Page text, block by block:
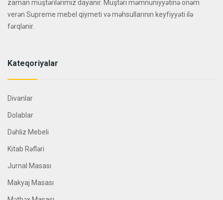
zaman müştərilərimiz dayanır. Müştəri məmnuniyyətinə önəm
verən Supreme mebel qiymeti və məhsullarının keyfiyyəti ilə
fərqlənir.
Kateqoriyalar
Divanlar
Dolablar
Dəhliz Mebeli
Kitab Rəfləri
Jurnal Masası
Makyaj Masası